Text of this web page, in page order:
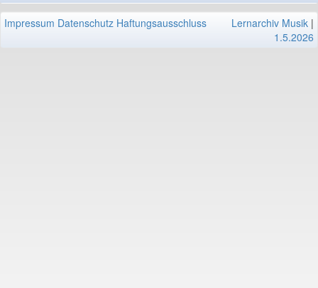
Impressum Datenschutz Haftungsausschluss Lernarchiv Musik |
1.5.2026